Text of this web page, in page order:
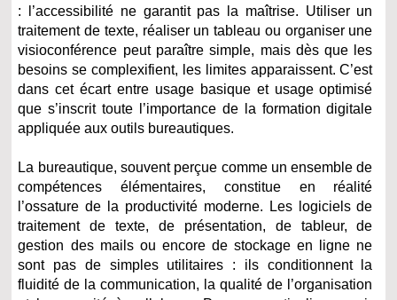
: l’accessibilité ne garantit pas la maîtrise. Utiliser un
traitement de texte, réaliser un tableau ou organiser une
visioconférence peut paraître simple, mais dès que les
besoins se complexifient, les limites apparaissent. C’est
dans cet écart entre usage basique et usage optimisé
que s’inscrit toute l’importance de la formation digitale
appliquée aux outils bureautiques.
La bureautique, souvent perçue comme un ensemble de
compétences élémentaires, constitue en réalité
l’ossature de la productivité moderne. Les logiciels de
traitement de texte, de présentation, de tableur, de
gestion des mails ou encore de stockage en ligne ne
sont pas de simples utilitaires : ils conditionnent la
fluidité de la communication, la qualité de l’organisation